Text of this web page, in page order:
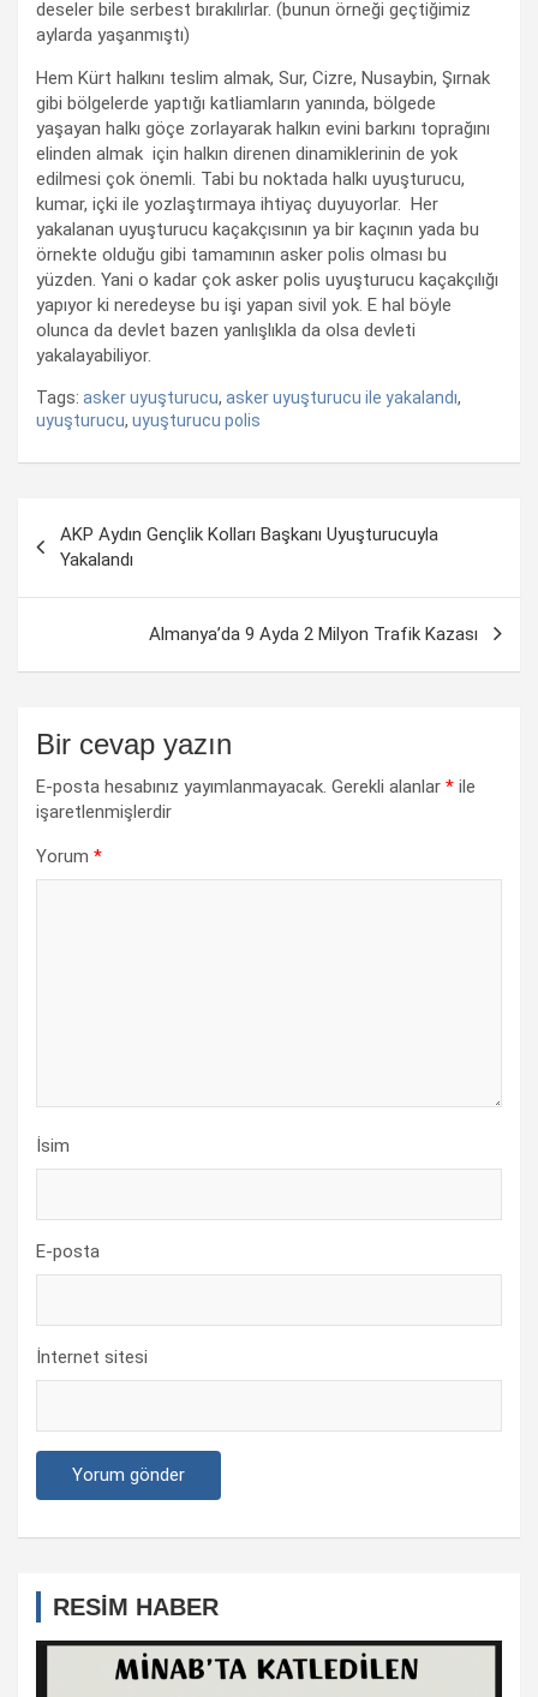
deseler bile serbest bırakılırlar. (bunun örneği geçtiğimiz
aylarda yaşanmıştı)
Hem Kürt halkını teslim almak, Sur, Cizre, Nusaybin, Şırnak
gibi bölgelerde yaptığı katliamların yanında, bölgede
yaşayan halkı göçe zorlayarak halkın evini barkını toprağını
elinden almak için halkın direnen dinamiklerinin de yok
edilmesi çok önemli. Tabi bu noktada halkı uyuşturucu,
kumar, içki ile yozlaştırmaya ihtiyaç duyuyorlar. Her
yakalanan uyuşturucu kaçakçısının ya bir kaçının yada bu
örnekte olduğu gibi tamamının asker polis olması bu
yüzden. Yani o kadar çok asker polis uyuşturucu kaçakçılığı
yapıyor ki neredeyse bu işi yapan sivil yok. E hal böyle
olunca da devlet bazen yanlışlıkla da olsa devleti
yakalayabiliyor.
Tags: asker uyuşturucu, asker uyuşturucu ile yakalandı,
uyuşturucu, uyuşturucu polis
dolaşımı
AKP Aydın Gençlik Kolları Başkanı Uyuşturucuyla
Yakalandı
Almanya’da 9 Ayda 2 Milyon Trafik Kazası
Bir cevap yazın
E-posta hesabınız yayımlanmayacak. Gerekli alanlar * ile
işaretlenmişlerdir
Yorum *
İsim
E-posta
İnternet sitesi
RESİM HABER